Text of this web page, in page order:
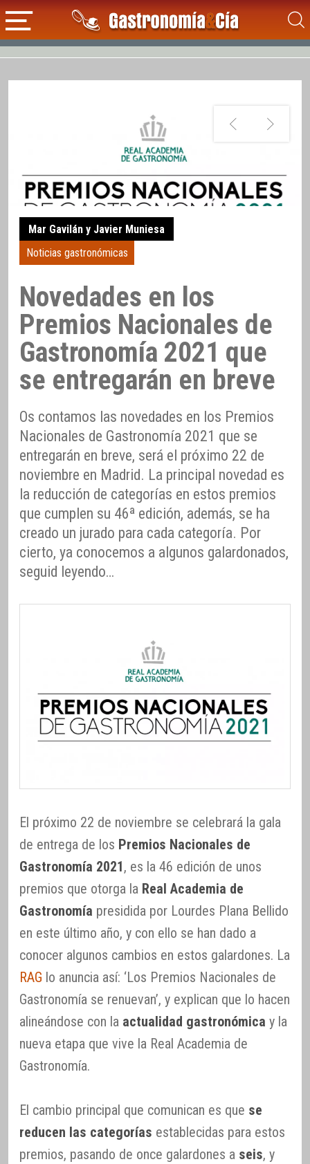
Mar Gavilán y Javier Muniesa
Noticias gastronómicas
Novedades en los
Premios Nacionales de
Gastronomía 2021 que
se entregarán en breve
Os contamos las novedades en los Premios
Nacionales de Gastronomía 2021 que se
entregarán en breve, será el próximo 22 de
noviembre en Madrid. La principal novedad es
la reducción de categorías en estos premios
que cumplen su 46ª edición, además, se ha
creado un jurado para cada categoría. Por
cierto, ya conocemos a algunos galardonados,
seguid leyendo…
El próximo 22 de noviembre se celebrará la gala
de entrega de los Premios Nacionales de
Gastronomía 2021, es la 46 edición de unos
premios que otorga la Real Academia de
Gastronomía presidida por Lourdes Plana Bellido
en este último año, y con ello se han dado a
conocer algunos cambios en estos galardones. La
RAG lo anuncia así: ‘Los Premios Nacionales de
Gastronomía se renuevan’, y explican que lo hacen
alineándose con la actualidad gastronómica y la
nueva etapa que vive la Real Academia de
Gastronomía.
El cambio principal que comunican es que se
reducen las categorías establecidas para estos
premios, pasando de once galardones a seis, y